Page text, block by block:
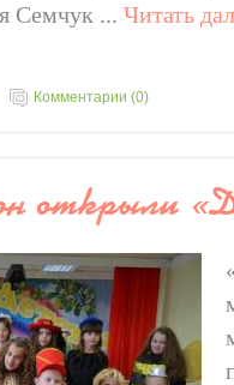
Семчук ... Читать
Комментарии (0)
открыли